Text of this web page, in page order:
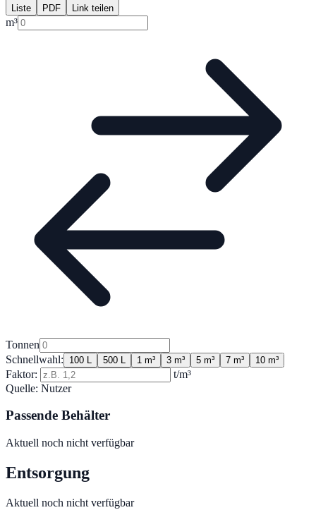
Liste PDF Link teilen
m³
Tonnen
Schnellwahl:
100 L 500 L 1 m³ 3 m³ 5 m³ 7 m³ 10 m³
Faktor:
t/m³
Quelle: Nutzer
Passende Behälter
Aktuell noch nicht verfügbar
Entsorgung
Aktuell noch nicht verfügbar